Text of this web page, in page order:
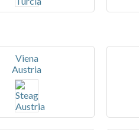
Viena
Austria